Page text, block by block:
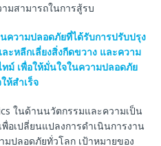
มสามารถในการสู้รบ
ความปลอดภัยที่ได้รับการปรับปรุง
ะหลีกเลี่ยงสิ่งกีดขวาง และความ
ม์ เพื่อให้มั่นใจในความปลอดภัย
ห้สำเร็จ
ในด้านนวัตกรรมและความเป็น
อเปลี่ยนแปลงการดำเนินการงาน
ปลอดภัยทั่วโลก เป้าหมายของ